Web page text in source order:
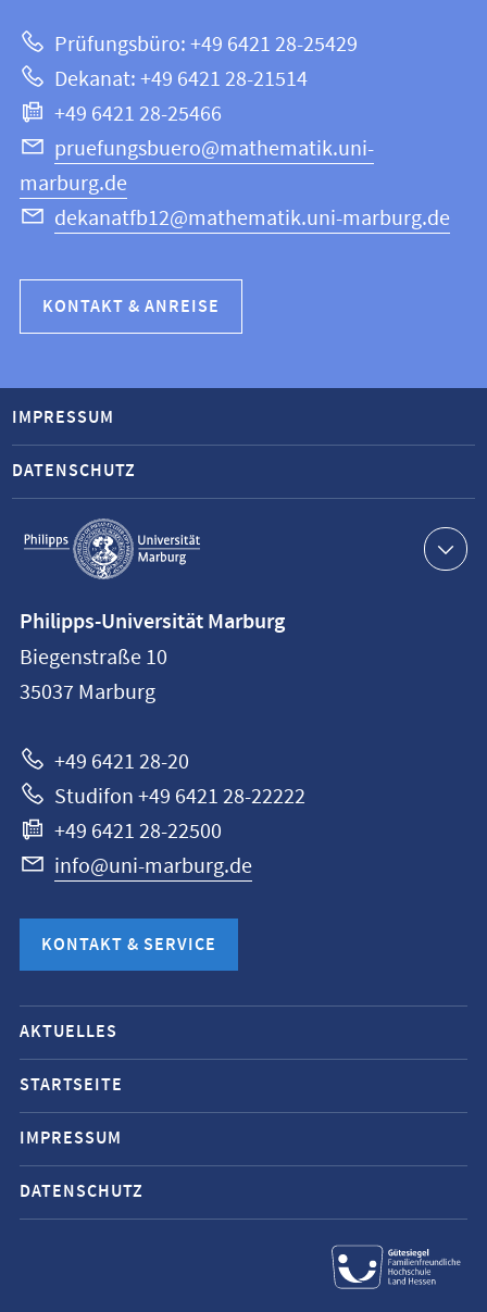
Website
und
Informatik
Prüfungsbüro: +49 6421 28-25429
Dekanat: +49 6421 28-21514
+49 6421 28-25466
pruefungsbuero@mathematik.uni-
marburg.de
dekanatfb12@mathematik.uni-marburg.de
KONTAKT & ANREISE
Service-
Navigation
IMPRESSUM
DATENSCHUTZ
Philipps-
Universität
Marburg
Philipps-Universität Marburg
Biegenstraße 10
35037 Marburg
+49 6421 28-20
Studifon +49 6421 28-22222
+49 6421 28-22500
info@uni-marburg.de
KONTAKT & SERVICE
Mobile-
Service-
Navigation
und
Social
Media
Kontakte
AKTUELLES
STARTSEITE
IMPRESSUM
DATENSCHUTZ